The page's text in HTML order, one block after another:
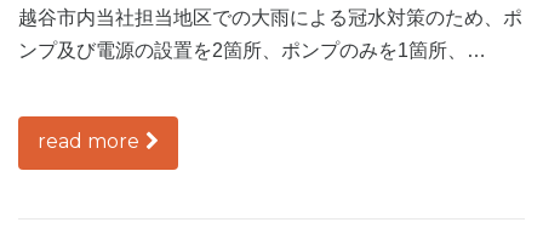
越谷市内当社担当地区での大雨による冠水対策のため、ポ
ンプ及び電源の設置を2箇所、ポンプのみを1箇所、…
read more